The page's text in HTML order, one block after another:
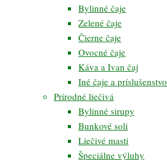
Bylinné čaje
Zelené čaje
Čierne čaje
Ovocné čaje
Káva a Ivan čaj
Iné čaje a príslušenstvo
Prírodné liečivá
Bylinné sirupy
Bunkové soli
Liečivé masti
Špeciálne výluhy